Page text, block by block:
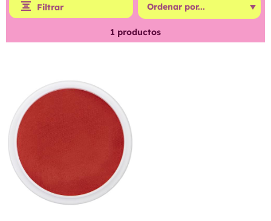
Filtrar
1 productos